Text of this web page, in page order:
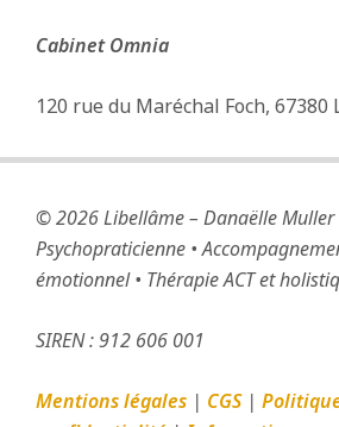
Cabinet Omnia
120 rue du Maréchal Foch,
10-
© 2026 Libellâme – Danaëlle Muller
Psychopraticienne •
émotionnel • Thérapie ACTet
SIREN : 912 606 001
Mentions légales | CGS|